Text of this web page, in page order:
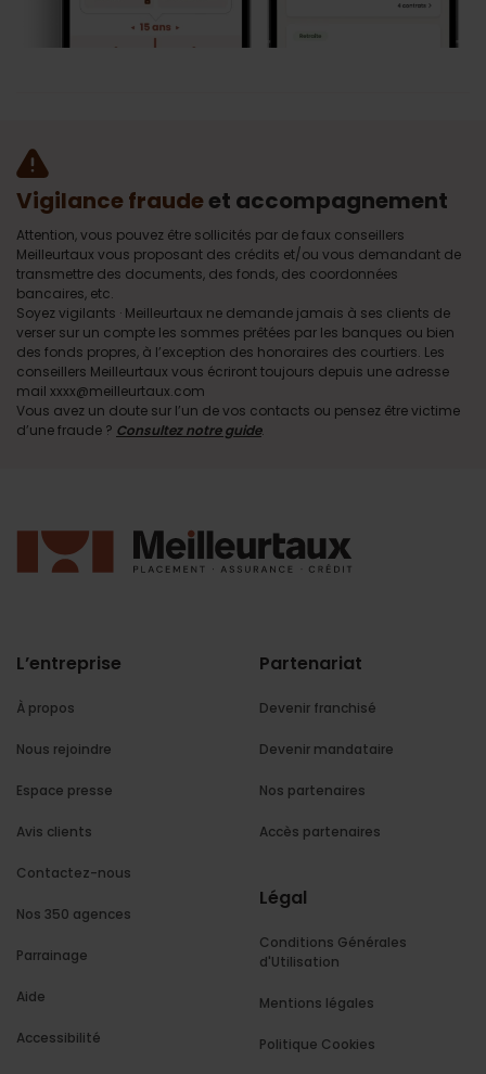
Vigilance fraudeet accompagnement
Attention, vous pouvez être sollicités par de faux conseillers
Meilleurtaux vous proposant des crédits et/ou vous demandant de
transmettre des documents, des fonds, des coordonnées
bancaires, etc.
Soyez vigilants · Meilleurtaux ne demande jamais à ses clients de
verser sur un compte les sommes prêtées par les banques ou bien
des fonds propres, à l’exception des honoraires des courtiers. Les
conseillers Meilleurtaux vous écriront toujours depuis une adresse
mail xxxx@meilleurtaux.com
Vous avez un doute sur l’un de vos contacts ou pensez être victime
d’une fraude ? Consultez notre guide.
L’entreprise
À propos
Nous rejoindre
Espace presse
Avis clients
Contactez-nous
Nos 350 agences
Parrainage
Aide
Accessibilité
Partenariat
Devenir franchisé
Devenir mandataire
Nos partenaires
Accès partenaires
Légal
Conditions Générales
d'Utilisation
Mentions légales
Politique Cookies